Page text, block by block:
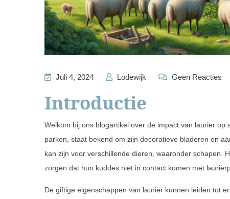
Juli 4, 2024 Lodewijk Geen Reacties
Introductie
Welkom bij ons blogartikel over de impact van laurier
parken, staat bekend om zijn decoratieve bladeren en
kan zijn voor verschillende dieren, waaronder schapen.
zorgen dat hun kuddes niet in contact komen met
De giftige eigenschappen van laurier kunnen leiden tot